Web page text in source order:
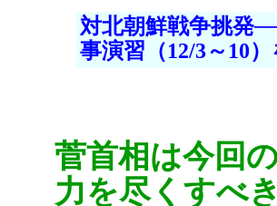
対北朝鮮戦争挑発
事演習（12/3～10
菅首相は今回
力を尽くすべき